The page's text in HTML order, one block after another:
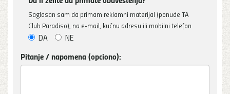
Saglasan sam da primam reklamni materijal (ponude TA
Club Paradiso), na e-mail, kućnu adresu ili mobilni telefon
DA NE
Pitanje / napomena (opciono):